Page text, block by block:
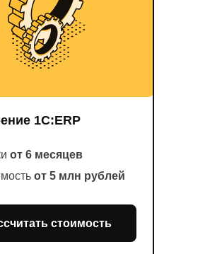
1С:ERP
стоимость
от 6 месяцев
от 5 млн рублей